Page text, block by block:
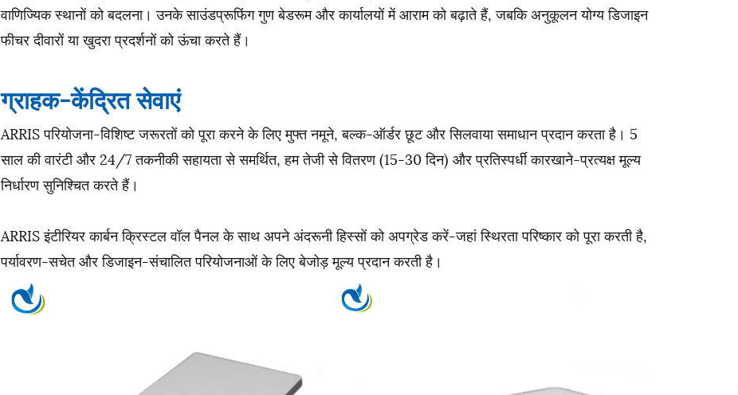
वाणिज्यिक स्थानों को बदलना। उनके साउंडप्रूफिंग गुण बेडरूम और कार्यालयों में आराम को बढ़ाते हैं, जबकि अनुकूलन योग्य डिजाइन
फीचर दीवारों या खुदरा प्रदर्शनों को ऊंचा करते हैं।
ग्राहक-केंद्रित सेवाएं
ARRIS परियोजना-विशिष्ट जरूरतों को पूरा करने के लिए मुफ्त नमूने, बल्क-ऑर्डर छूट और सिलवाया समाधान प्रदान करता है। 5
साल की वारंटी और 24/7 तकनीकी सहायता से समर्थित, हम तेजी से वितरण (15-30 दिन) और प्रतिस्पर्धी कारखाने-प्रत्यक्ष मूल्य
निर्धारण सुनिश्चित करते हैं।
ARRIS इंटीरियर कार्बन क्रिस्टल वॉल पैनल के साथ अपने अंदरूनी हिस्सों को अपग्रेड करें-जहां स्थिरता परिष्कार को पूरा करती है,
पर्यावरण-सचेत और डिजाइन-संचालित परियोजनाओं के लिए बेजोड़ मूल्य प्रदान करती है।